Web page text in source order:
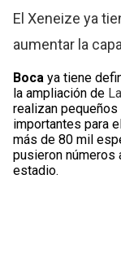
El Xeneize ya
aumentar la
Boca ya tiene
la ampliación de
realizan
importantes para
más de 80 mil
pusieron números
estadio.